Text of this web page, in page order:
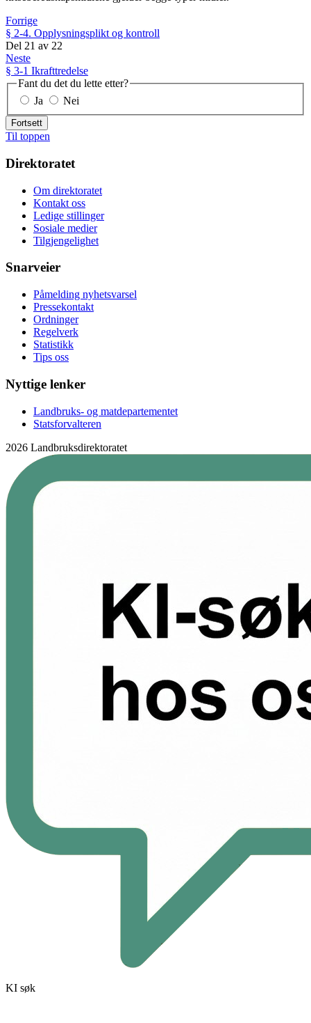
Forrige
§ 2-4. Opplysningsplikt og kontroll
Del 21 av 22
Neste
§ 3-1 Ikrafttredelse
Fant du det du lette etter?
Ja
Nei
Fortsett
Til toppen
Direktoratet
Om direktoratet
Kontakt oss
Ledige stillinger
Sosiale medier
Tilgjengelighet
Snarveier
Påmelding nyhetsvarsel
Pressekontakt
Ordninger
Regelverk
Statistikk
Tips oss
Nyttige lenker
Landbruks- og matdepartementet
Statsforvalteren
2026 Landbruksdirektoratet
KI søk